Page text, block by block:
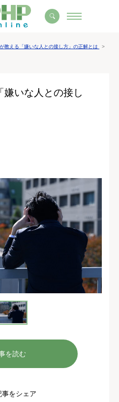
教える「嫌いな人との接し方」の正解とは
嫌いな人との接し
を読む
事をシェア